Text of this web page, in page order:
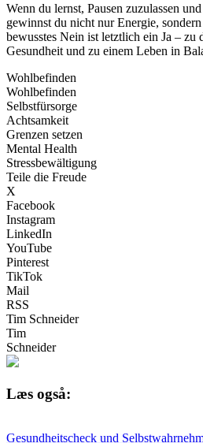
Wenn du lernst, Pausen zuzulassen
gewinnst du nicht nur Energie,
bewusstes Nein ist letztlich ein Ja – zu
Gesundheit und zu einem Leben in
Wohlbefinden
Wohlbefinden
Selbstfürsorge
Achtsamkeit
Grenzen setzen
Mental Health
Stressbewältigung
Teile die Freude
X
Facebook
Instagram
LinkedIn
YouTube
Pinterest
TikTok
Mail
RSS
Tim Schneider
Tim
Schneider
Læs også:
Gesundheitscheck und